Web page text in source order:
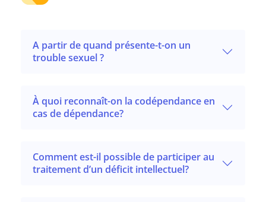
A partir de quand présente-t-on un
trouble sexuel ?
À quoi reconnaît-on la codépendance en
cas de dépendance?
Comment est-il possible de participer au
traitement d’un déficit intellectuel?